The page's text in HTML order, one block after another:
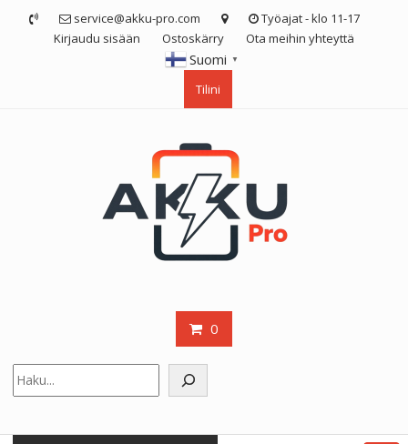
service@akku-pro.com
Työajat - klo 11-17
Kirjaudu sisään
Ostoskärry Ota meihin yhteyttä
Suomi ▼
Tilini
0